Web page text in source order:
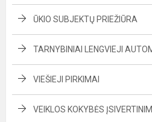
ŪKIO SUBJEKTŲ PRIEŽIŪRA
TARNYBINIAI LENGVIEJI
VIEŠIEJI PIRKIMAI
VEIKLOS KOKYBĖS